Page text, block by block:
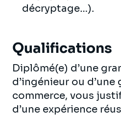
décryptage…).
Qualifications
Diplômé(e) d’une
d’ingénieur ou
commerce, vous
d’une expérience